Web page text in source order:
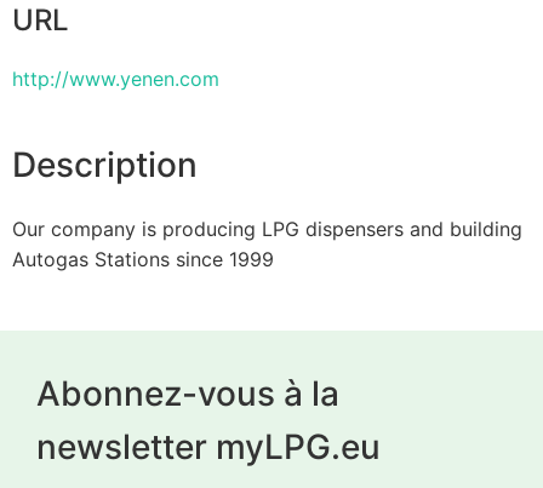
URL
http://www.yenen.com
Description
Our company is producing LPG dispensers and building
Autogas Stations since 1999
Abonnez-vous à la
newsletter myLPG.eu